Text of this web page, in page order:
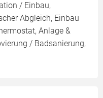
/ Einbau,
Abgleich, Einbau
Anlage &
/ Badsanierung,